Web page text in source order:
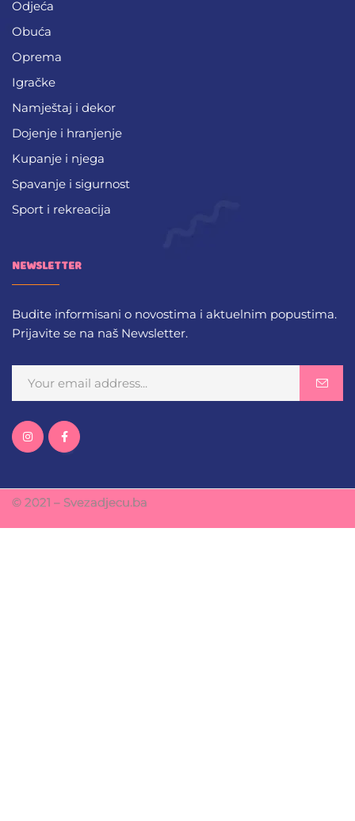
Odjeća
Obuća
Oprema
Igračke
Namještaj i dekor
Dojenje i hranjenje
Kupanje i njega
Spavanje i sigurnost
Sport i rekreacija
NEWSLETTER
Budite informisani o novostima i aktuelnim popustima.
Prijavite se na naš Newsletter.
© 2021 – Svezadjecu.ba